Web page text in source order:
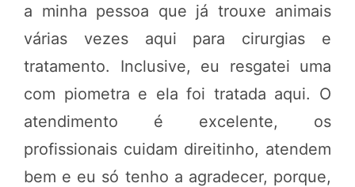
a minha pessoa que já trouxe animais
várias vezes aqui para cirurgias e
tratamento. Inclusive, eu resgatei uma
com piometra e ela foi tratada aqui. O
atendimento é excelente, os
profissionais cuidam direitinho, atendem
bem e eu só tenho a agradecer, porque,